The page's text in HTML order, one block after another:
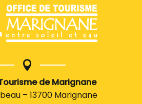
de Marignane
– 13700 Marignane